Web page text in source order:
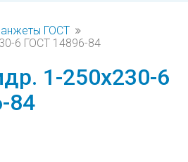
ГОСТ
6 ГОСТ 14896-84
1-250х230-6
84